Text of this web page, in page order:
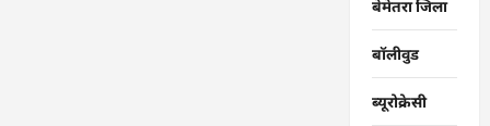
बेमेतरा जिला
बॉलीवुड
ब्यूरोक्रेसी